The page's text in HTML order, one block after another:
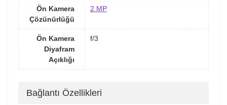
Ön Kamera
Çözünürlüğü
2 MP
Ön Kamera
Diyafram
Açıklığı
f/3
Bağlantı Özellikleri